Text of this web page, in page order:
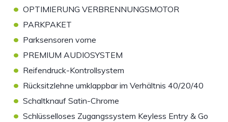
• OPTIMIERUNG VERBRENNUNGSMOTOR
• PARKPAKET
• Parksensoren vorne
• PREMIUM AUDIOSYSTEM
• Reifendruck-Kontrollsystem
• Rücksitzlehne umklappbar im Verhältnis 40/20/40
• Schaltknauf Satin-Chrome
• Schlüsselloses Zugangssystem Keyless Entry & Go